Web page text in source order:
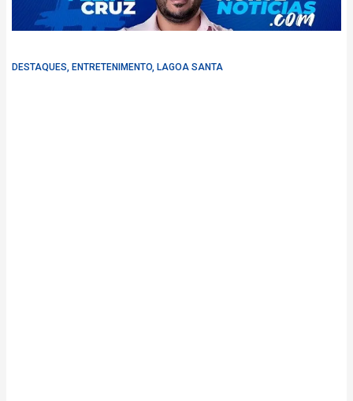
DESTAQUES, ENTRETENIMENTO, LAGOA SANTA